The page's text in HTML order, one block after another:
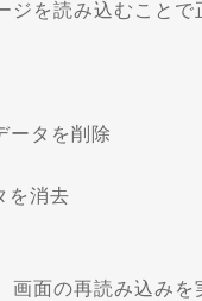
ジを読み込むこと
ータを削除
を消去
画面の再読み込みを